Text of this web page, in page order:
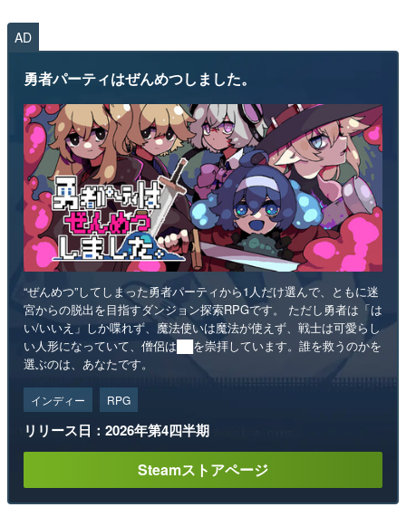
AD
勇者パーティはぜんめつしました。
“ぜんめつ”してしまった勇者パーティから1人だけ選んで、ともに迷
宮からの脱出を目指すダンジョン探索RPGです。 ただし勇者は「は
い/いいえ」しか喋れず、魔法使いは魔法が使えず、戦士は可愛らし
い人形になっていて、僧侶は██を崇拝しています。誰を救うのかを
選ぶのは、あなたです。
インディー RPG
リリース日：2026年第4四半期
Steamストアページ